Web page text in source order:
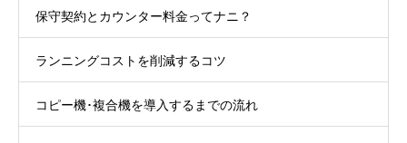
保守契約とカウンター料金ってナニ？
ランニングコストを削減するコツ
コピー機･複合機を導入するまでの流れ